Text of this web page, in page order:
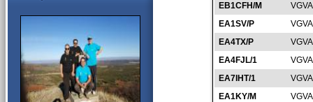
EB1CFH/M
EA1SV/P
EA4TX/P
EA4FJL/1
EA7IHT/1
EA1KY/M